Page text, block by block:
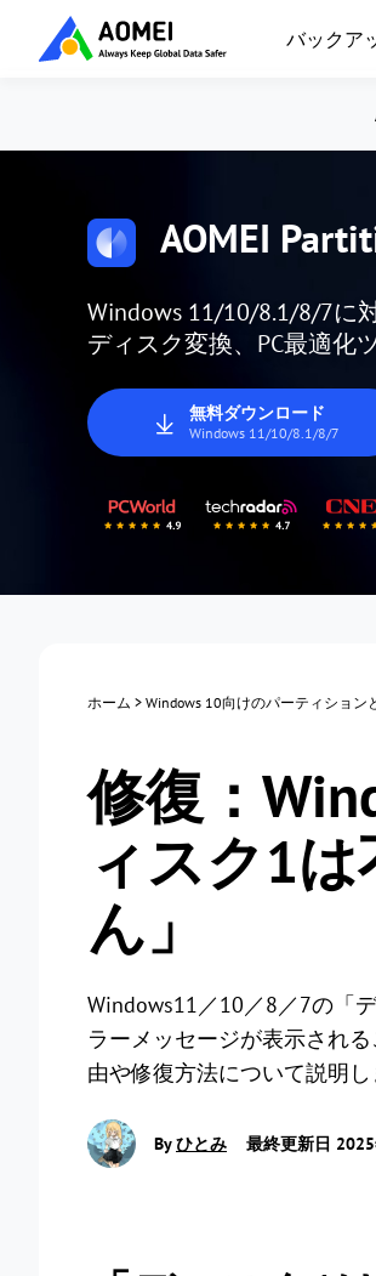
バックア
AOMEI
Windows 11/10/8.1/8/7に
ディスク変換、PC最適化
無料ダウンロード
Windows 11/10/8.1/8/7
ホーム > Windows 10向けのパーティション
修復：
ィスク1
ん」
Windows11／10／8／7の「
ラーメッセージが表示され
由や修復方法について説明し
Byひとみ 最終更新日